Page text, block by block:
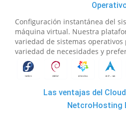
Configuración instantánea del
máquina virtual. Nuestra
variedad de sistemas
variedad de necesidades y
Las ventajas del
NetcroHosting